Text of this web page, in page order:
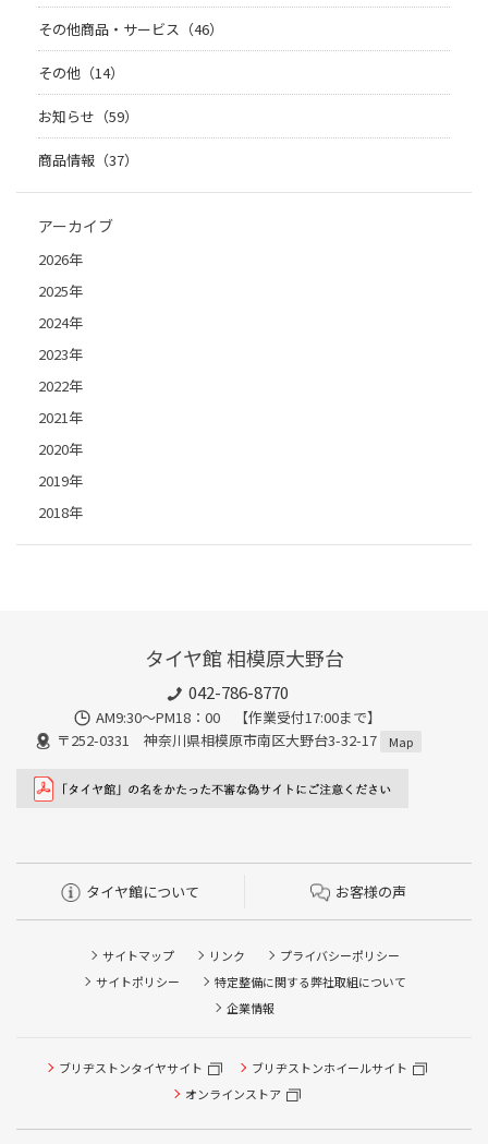
その他商品・サービス（46）
その他（14）
お知らせ（59）
商品情報（37）
アーカイブ
2026年
2025年
2024年
2023年
2022年
2021年
2020年
2019年
2018年
タイヤ館 相模原大野台
042-786-8770
AM9:30～PM18：00 【作業受付17:00まで】
〒252-0331 神奈川県相模原市南区大野台3-32-17
Map
タイヤ館について お客様の声
サイトマップ リンク
プライバシーポリシー
サイトポリシー
特定整備に関する弊社取組について
企業情報
ブリヂストンタイヤサイト
ブリヂストンホイールサイト
オンラインストア
タイヤ点検・安全点検/タイヤ履き替え/オイル交換/その他
ピット作業の予約